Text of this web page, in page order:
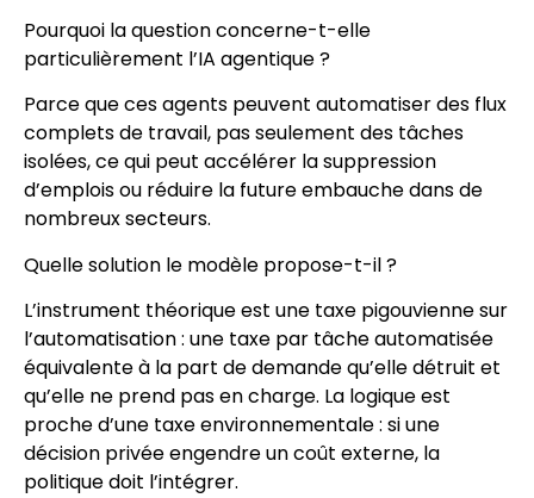
Pourquoi la question concerne-t-elle
particulièrement l’IA agentique ?
Parce que ces agents peuvent automatiser des flux
complets de travail, pas seulement des tâches
isolées, ce qui peut accélérer la suppression
d’emplois ou réduire la future embauche dans de
nombreux secteurs.
Quelle solution le modèle propose-t-il ?
L’instrument théorique est une taxe pigouvienne sur
l’automatisation : une taxe par tâche automatisée
équivalente à la part de demande qu’elle détruit et
qu’elle ne prend pas en charge. La logique est
proche d’une taxe environnementale : si une
décision privée engendre un coût externe, la
politique doit l’intégrer.